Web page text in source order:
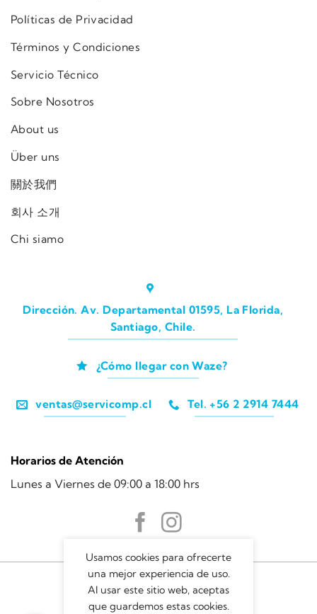
Políticas de Privacidad
Términos y Condiciones
Servicio Técnico
Sobre Nosotros
About us
Über uns
關於我們
회사 소개
Chi siamo
Dirección. Av. Departamental 01595, La Florida,
Santiago, Chile.
¿Cómo llegar con Waze?
ventas@servicomp.cl Tel. +56 2 2914 7444
Horarios de Atención
Lunes a Viernes de 09:00 a 18:00 hrs
Usamos cookies para ofrecerte
una mejor experiencia de uso.
Al usar este sitio web, aceptas
que guardemos estas cookies.